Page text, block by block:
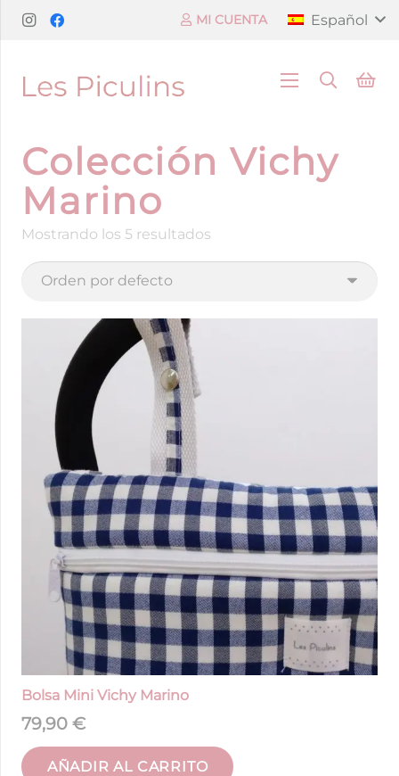
MI CUENTA Español
Colección Vichy
Marino
Mostrando los 5 resultados
Bolsa Mini Vichy Marino
79,90 €
AÑADIR AL CARRITO